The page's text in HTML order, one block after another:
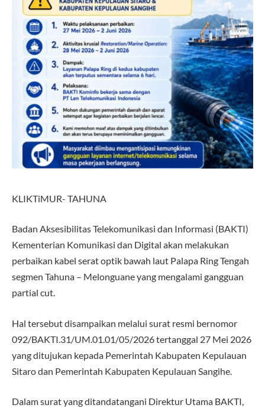
KLIKTiMUR- TAHUNA
Badan Aksesibilitas Telekomunikasi dan Informasi (BAKTI)
Kementerian Komunikasi dan Digital akan melakukan
perbaikan kabel serat optik bawah laut Palapa Ring Tengah
segmen Tahuna – Melonguane yang mengalami gangguan
partial cut.
Hal tersebut disampaikan melalui surat resmi bernomor
092/BAKTI.31/UM.01.01/05/2026 tertanggal 27 Mei 2026
yang ditujukan kepada Pemerintah Kabupaten Kepulauan
Sitaro dan Pemerintah Kabupaten Kepulauan Sangihe.
Dalam surat yang ditandatangani Direktur Utama BAKTI,